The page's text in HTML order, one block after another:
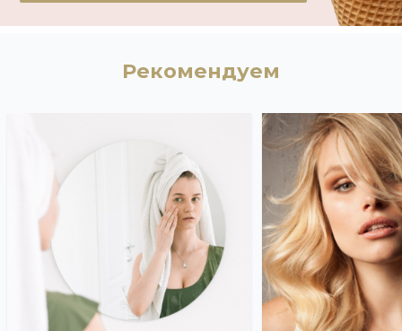
Рекомендуем